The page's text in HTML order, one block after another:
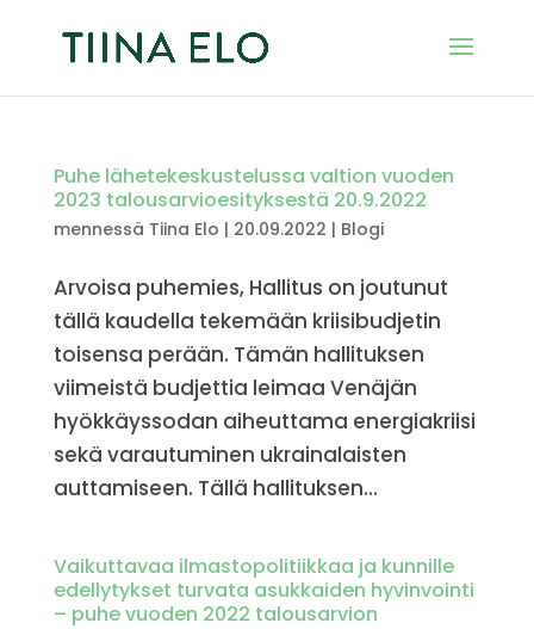
Puhe lähetekeskustelussa valtion vuoden
2023 talousarvioesityksestä 20.9.2022
mennessä Tiina Elo | 20.09.2022 | Blogi
Arvoisa puhemies, Hallitus on joutunut
tällä kaudella tekemään kriisibudjetin
toisensa perään. Tämän hallituksen
viimeistä budjettia leimaa Venäjän
hyökkäyssodan aiheuttama energiakriisi
sekä varautuminen ukrainalaisten
auttamiseen. Tällä hallituksen...
Vaikuttavaa ilmastopolitiikkaa ja kunnille
edellytykset turvata asukkaiden hyvinvointi
– puhe vuoden 2022 talousarvion